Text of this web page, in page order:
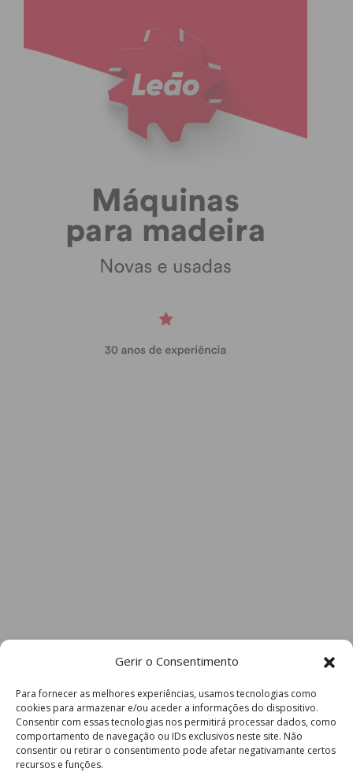
Gerir o Consentimento
Para fornecer as melhores experiências, usamos tecnologias como
cookies para armazenar e/ou aceder a informações do dispositivo.
Consentir com essas tecnologias nos permitirá processar dados, como
comportamento de navegação ou IDs exclusivos neste site. Não
consentir ou retirar o consentimento pode afetar negativamante certos
recursos e funções.